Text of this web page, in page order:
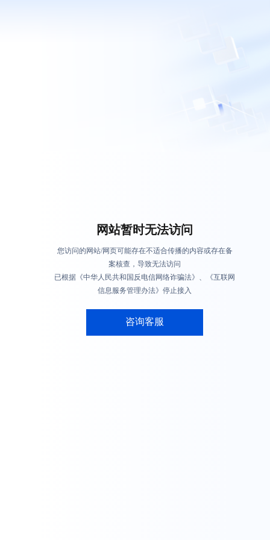
网站暂时无法访问
您访问的网站/网页可能存在不适合传播的内容或存在备
案核查，导致无法访问
已根据《中华人民共和国反电信网络诈骗法》、《互联网
信息服务管理办法》停止接入
咨询客服